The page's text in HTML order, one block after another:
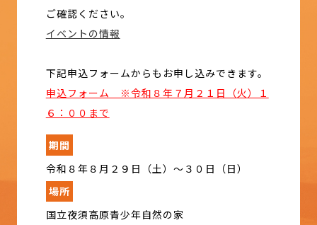
ご確認ください。
イベントの情報
下記申込フォームからもお申し込みできます。
申込フォーム ※令和８年７月２１日（火）１
６：００まで
期間
令和８年８月２９日（土）～３０日（日）
場所
国立夜須高原青少年自然の家